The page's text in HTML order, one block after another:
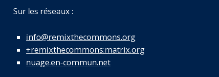
Sur les réseaux :
info@remixthecommons.org
+remixthecommons:matrix.org
nuage.en-commun.net